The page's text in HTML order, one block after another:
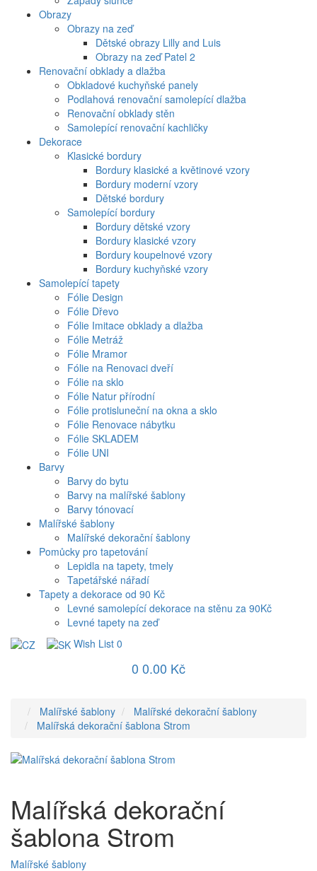
Obrazy
Obrazy na zeď
Dětské obrazy Lilly and Luis
Obrazy na zeď Patel 2
Renovační obklady a dlažba
Obkladové kuchyňské panely
Podlahová renovační samolepící dlažba
Renovační obklady stěn
Samolepící renovační kachličky
Dekorace
Klasické bordury
Bordury klasické a květinové vzory
Bordury moderní vzory
Dětské bordury
Samolepící bordury
Bordury dětské vzory
Bordury klasické vzory
Bordury koupelnové vzory
Bordury kuchyňské vzory
Samolepící tapety
Fólie Design
Fólie Dřevo
Fólie Imitace obklady a dlažba
Fólie Metráž
Fólie Mramor
Fólie na Renovaci dveří
Fólie na sklo
Fólie Natur přírodní
Fólie protisluneční na okna a sklo
Fólie Renovace nábytku
Fólie SKLADEM
Fólie UNI
Barvy
Barvy do bytu
Barvy na malířské šablony
Barvy tónovací
Malířské šablony
Malířské dekorační šablony
Pomůcky pro tapetování
Lepidla na tapety, tmely
Tapetářské nářadí
Tapety a dekorace od 90 Kč
Levné samolepící dekorace na stěnu za 90Kč
Levné tapety na zeď
Wish List 0
0 0.00 Kč
Malířské šablony
Malířské dekorační šablony
Malířská dekorační šablona Strom
Malířská dekorační
šablona Strom
Malířské šablony